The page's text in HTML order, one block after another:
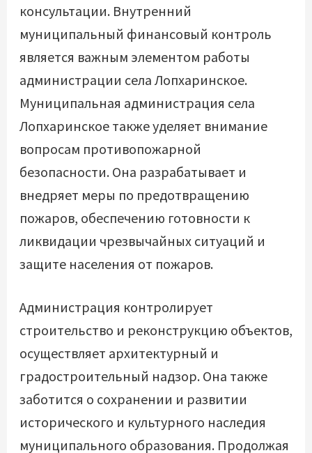
консультации. Внутренний
муниципальный финансовый контроль
является важным элементом работы
администрации села Лопхаринское.
Муниципальная администрация села
Лопхаринское также уделяет внимание
вопросам противопожарной
безопасности. Она разрабатывает и
внедряет меры по предотвращению
пожаров, обеспечению готовности к
ликвидации чрезвычайных ситуаций и
защите населения от пожаров.
Администрация контролирует
строительство и реконструкцию объектов,
осуществляет архитектурный и
градостроительный надзор. Она также
заботится о сохранении и развитии
исторического и культурного наследия
муниципального образования. Продолжая